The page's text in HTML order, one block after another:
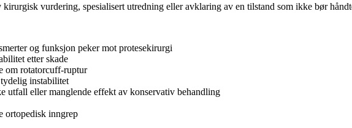
vurdering, spesialisert utredning eller avklaring av en tilstand som ikke bør
og funksjon peker mot protesekirurgi
etter skade
om rotatorcuff-ruptur
instabilitet
utfall eller manglende effekt av konservativ behandling
ortopedisk inngrep